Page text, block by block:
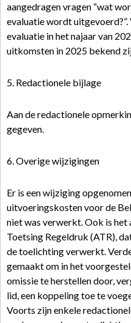
aangedragen vragen “wat
evaluatie wordt
evaluatie in het najaar van
uitkomsten in 2025 bekend
5. Redactionele bijlage
Aan de redactionele
gegeven.
6. Overige wijzigingen
Er is een wijziging
uitvoeringskosten voor de
niet was verwerkt. Ook is het
Toetsing Regeldruk (ATR),
de toelichting verwerkt.
gemaakt om in het
omissie te herstellen door,
lid, een koppeling toe te
Voorts zijn enkele